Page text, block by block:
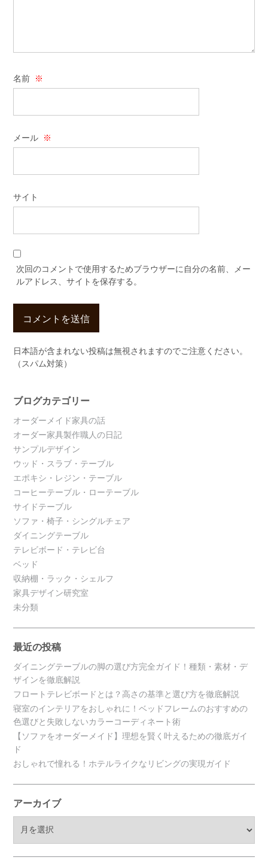
名前 ※
メール ※
サイト
次回のコメントで使用するためブラウザーに自分の名前、メー
ルアドレス、サイトを保存する。
日本語が含まれない投稿は無視されますのでご注意ください。
（スパム対策）
ブログカテゴリー
オーダーメイド家具の話
オーダー家具製作職人の日記
サンプルデザイン
ウッド・スラブ・テーブル
エポキシ・レジン・テーブル
コーヒーテーブル・ローテーブル
サイドテーブル
ソファ・椅子・シングルチェア
ダイニングテーブル
テレビボード・テレビ台
ベッド
収納棚・ラック・シェルフ
家具デザイン研究室
未分類
最近の投稿
ダイニングテーブルの脚の選び方完全ガイド！種類・素材・デ
ザインを徹底解説
フロートテレビボードとは？高さの基準と選び方を徹底解説
寝室のインテリアをおしゃれに！ベッドフレームのおすすめの
色選びと失敗しないカラーコーディネート術
【ソファをオーダーメイド】理想を賢く叶えるための徹底ガイ
ド
おしゃれで憧れる！ホテルライクなリビングの実現ガイド
アーカイブ